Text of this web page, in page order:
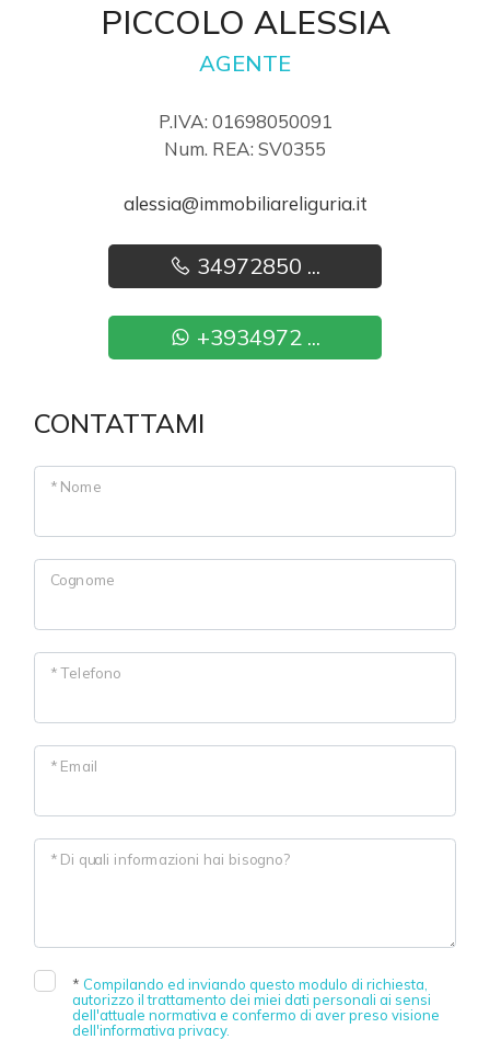
PICCOLO ALESSIA
AGENTE
P.IVA: 01698050091
Num. REA: SV0355
alessia@immobiliareliguria.it
34972850 ...
+3934972 ...
CONTATTAMI
* Nome
Cognome
* Telefono
* Email
* Di quali informazioni hai bisogno?
* Compilando ed inviando questo modulo di richiesta,
autorizzo il trattamento dei miei dati personali ai sensi
dell'attuale normativa e confermo di aver preso visione
dell'informativa privacy.
Qualsiasi
1
2
5
Altre
opzioni
Giardino
Posto auto/Box